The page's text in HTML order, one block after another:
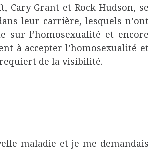
Cary Grant et Rock Hudson, se
leur carrière, lesquels n’ont
sur l’homosexualité et encore
à accepter l’homosexualité et
de la visibilité.
maladie et je me demandais